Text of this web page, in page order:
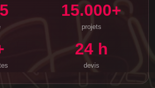
15.000+
projets
24 h
devis